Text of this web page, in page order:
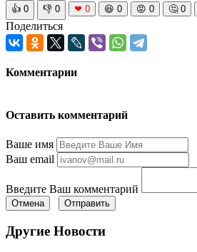
👍 0 👎 0 ❤ 0 😆 0 😡 0 🤔 0
Поделиться
Комментарии
Оставить комментарий
Ваше имя
Ваш email
Введите Ваш комментарий
Отмена Отправить
Другие Новости